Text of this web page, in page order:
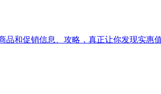
和促销信息、攻略，真正让你发现实惠